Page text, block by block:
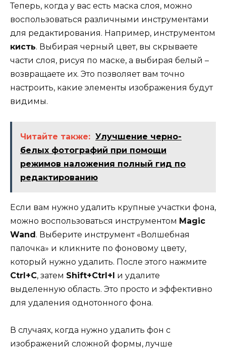
Теперь, когда у вас есть маска слоя, можно
воспользоваться различными инструментами
для редактирования. Например, инструментом
кисть. Выбирая черный цвет, вы скрываете
части слоя, рисуя по маске, а выбирая белый –
возвращаете их. Это позволяет вам точно
настроить, какие элементы изображения будут
видимы.
Читайте также: Улучшение черно-
белых фотографий при помощи
режимов наложения полный гид по
редактированию
Если вам нужно удалить крупные участки фона,
можно воспользоваться инструментом Magic
Wand. Выберите инструмент «Волшебная
палочка» и кликните по фоновому цвету,
который нужно удалить. После этого нажмите
Ctrl+C, затем Shift+Ctrl+I и удалите
выделенную область. Это просто и эффективно
для удаления однотонного фона.
В случаях, когда нужно удалить фон с
изображений сложной формы, лучше